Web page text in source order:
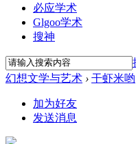
必应学术
Glgoo学术
搜神
幻想文学与艺术 › 干虾米哟
加为好友
发送消息